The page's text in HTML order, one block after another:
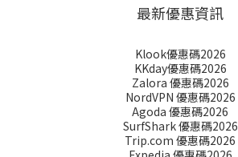
最新優惠資訊
Klook優惠碼2026
KKday優惠碼2026
Zalora 優惠碼2026
NordVPN 優惠碼2026
Agoda 優惠碼2026
SurfShark 優惠碼2026
Trip.com 優惠碼2026